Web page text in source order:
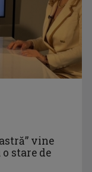
înscrierile
vine
stare de